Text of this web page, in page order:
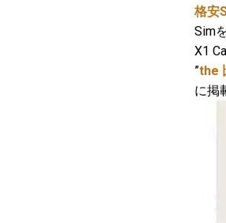
格安
Sim
X1
”the
に掲